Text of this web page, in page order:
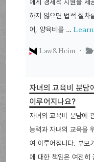
하지 않으면 법적 절차
어, 양육비를 …
Law&Heim ·
자녀의 교육비 분담
이루어지나요?
자녀의 교육비 분담에
능력과 자녀의 교육을
여 이루어집니다. 부모
에 대한 책임은 여전히